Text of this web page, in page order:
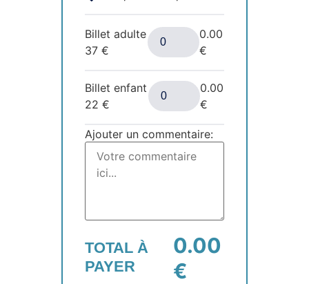
Billet adulte
37€
0.00
€
Billet enfant
22€
0.00
€
Ajouter un commentaire:
TOTAL À
PAYER
0.00
€